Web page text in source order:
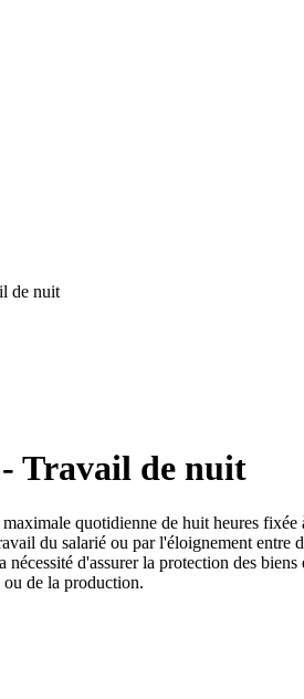
de nuit
Travail de nuit
quotidienne de huit heures
du salarié ou par l'éloignement entre
d'assurer la protection des biens
ou de la production.